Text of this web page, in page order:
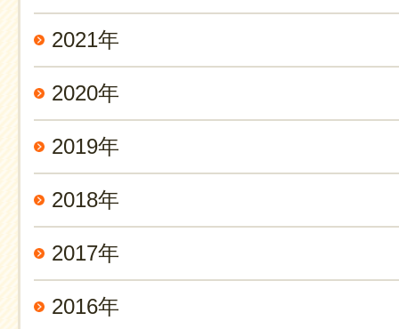
2021年
2020年
2019年
2018年
2017年
2016年